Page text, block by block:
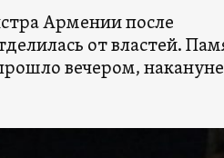
Армении после
от властей.
вечером, накануне